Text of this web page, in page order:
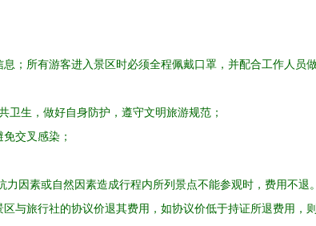
；所有游客进入景区时必须全程佩戴口罩，并配合工作人员
卫生，做好自身防护，遵守文明旅游规范；
交叉感染；
因素或自然因素造成行程内所列景点不能参观时，费用不退。
与旅行社的协议价退其费用，如协议价低于持证所退费用，则